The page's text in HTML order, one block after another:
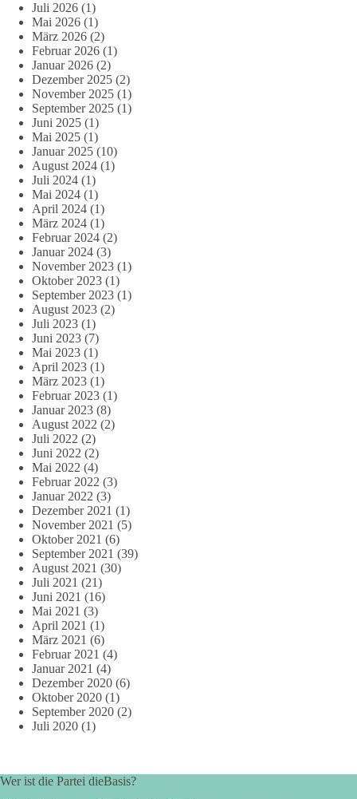
Juli 2026 (1)
Mai 2026 (1)
März 2026 (2)
Februar 2026 (1)
Januar 2026 (2)
Dezember 2025 (2)
November 2025 (1)
September 2025 (1)
Juni 2025 (1)
Mai 2025 (1)
Januar 2025 (10)
August 2024 (1)
Juli 2024 (1)
Mai 2024 (1)
April 2024 (1)
März 2024 (1)
Februar 2024 (2)
Januar 2024 (3)
November 2023 (1)
Oktober 2023 (1)
September 2023 (1)
August 2023 (2)
Juli 2023 (1)
Juni 2023 (7)
Mai 2023 (1)
April 2023 (1)
März 2023 (1)
Februar 2023 (1)
Januar 2023 (8)
August 2022 (2)
Juli 2022 (2)
Juni 2022 (2)
Mai 2022 (4)
Februar 2022 (3)
Januar 2022 (3)
Dezember 2021 (1)
November 2021 (5)
Oktober 2021 (6)
September 2021 (39)
August 2021 (30)
Juli 2021 (21)
Juni 2021 (16)
Mai 2021 (3)
April 2021 (1)
März 2021 (6)
Februar 2021 (4)
Januar 2021 (4)
Dezember 2020 (6)
Oktober 2020 (1)
September 2020 (2)
Juli 2020 (1)
Wer ist die Partei dieBasis?